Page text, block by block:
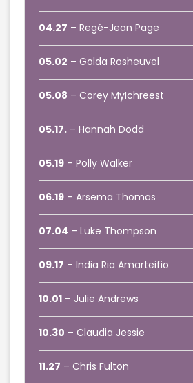
04.27 – Regé-Jean Page
05.02 – Golda Rosheuvel
05.08 – Corey MyIchreest
05.17. – Hannah Dodd
05.19 – Polly Walker
06.19 – Arsema Thomas
07.04 – Luke Thompson
09.17 – India Ria Amarteifio
10.01 – Julie Andrews
10.30 – Claudia Jessie
11.27 – Chris Fulton